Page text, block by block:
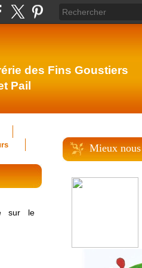
des Fins Goustiers
Pail
Mieux